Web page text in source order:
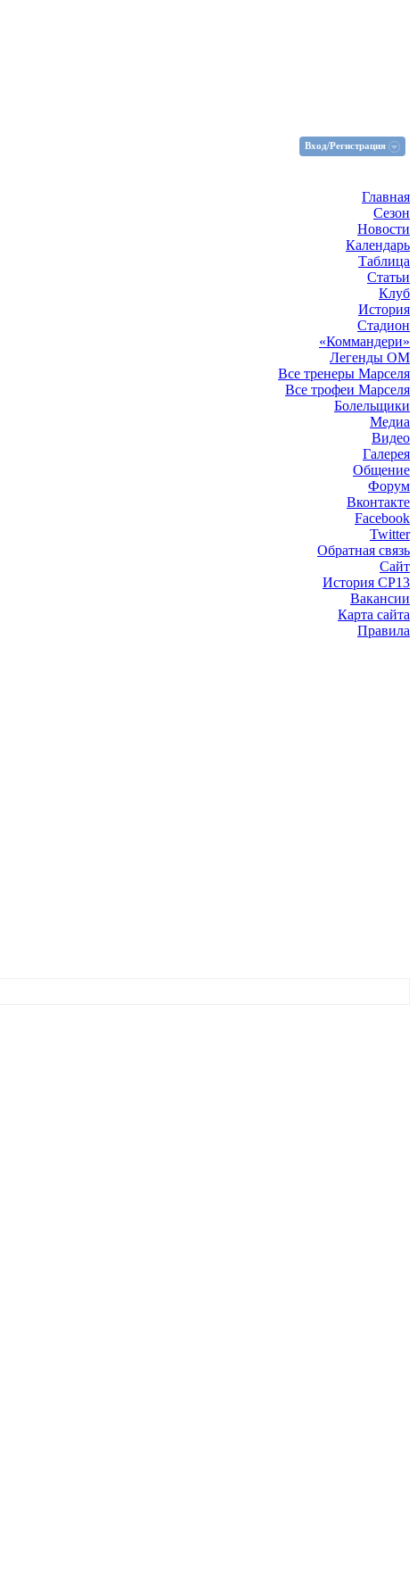
Вход/Регистрация
Главная
Сезон
Новости
Календарь
Таблица
Статьи
Клуб
История
Стадион
«Коммандери»
Легенды ОМ
Все тренеры Марселя
Все трофеи Марселя
Болельщики
Медиа
Видео
Галерея
Общение
Форум
Вконтакте
Facebook
Twitter
Обратная связь
Сайт
История СР13
Вакансии
Карта сайта
Правила